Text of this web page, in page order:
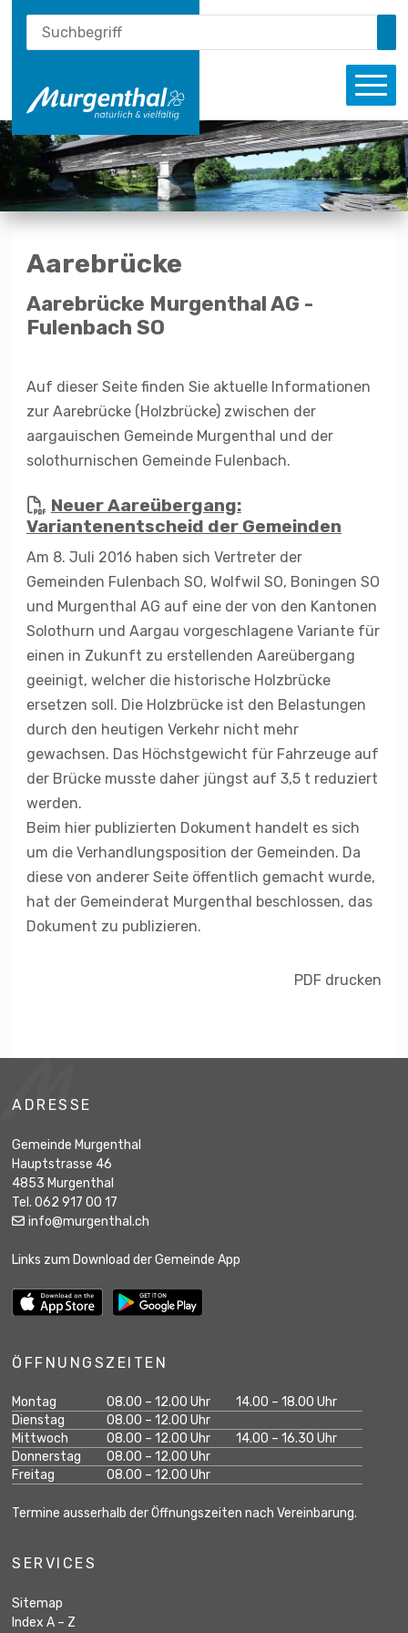
Navigieren in Murgenthal
Schnellnavigation
Suche
Suchbegriff
Aarebrücke
Aarebrücke Murgenthal AG -
Fulenbach SO
Auf dieser Seite finden Sie aktuelle Informationen
zur Aarebrücke (Holzbrücke) zwischen der
aargauischen Gemeinde Murgenthal und der
solothurnischen Gemeinde Fulenbach.
Neuer Aareübergang:
Variantenentscheid der Gemeinden
Am 8. Juli 2016 haben sich Vertreter der
Gemeinden Fulenbach SO, Wolfwil SO, Boningen SO
und Murgenthal AG auf eine der von den Kantonen
Solothurn und Aargau vorgeschlagene Variante für
einen in Zukunft zu erstellenden Aareübergang
geeinigt, welcher die historische Holzbrücke
ersetzen soll. Die Holzbrücke ist den Belastungen
durch den heutigen Verkehr nicht mehr
gewachsen. Das Höchstgewicht für Fahrzeuge auf
der Brücke musste daher jüngst auf 3,5 t reduziert
werden.
Beim hier publizierten Dokument handelt es sich
um die Verhandlungsposition der Gemeinden. Da
diese von anderer Seite öffentlich gemacht wurde,
hat der Gemeinderat Murgenthal beschlossen, das
Dokument zu publizieren.
PDF drucken
Footer
ADRESSE
Gemeinde Murgenthal
Hauptstrasse 46
4853 Murgenthal
Tel. 062 917 00 17
info@murgenthal.ch
Links zum Download der Gemeinde App
ÖFFNUNGSZEITEN
Wochentag Öffnungszeiten Vormittag Öffnungszeiten
Montag 08.00 – 12.00 Uhr
14.00 – 18.00 Uhr
Dienstag
08.00 – 12.00 Uhr
Mittwoch
08.00 – 12.00 Uhr
14.00 – 16.30 Uhr
Donnerstag
08.00 – 12.00 Uhr
Freitag
08.00 – 12.00 Uhr
Termine ausserhalb der Öffnungszeiten nach Vereinbarung.
SERVICES
Sitemap
Index A – Z